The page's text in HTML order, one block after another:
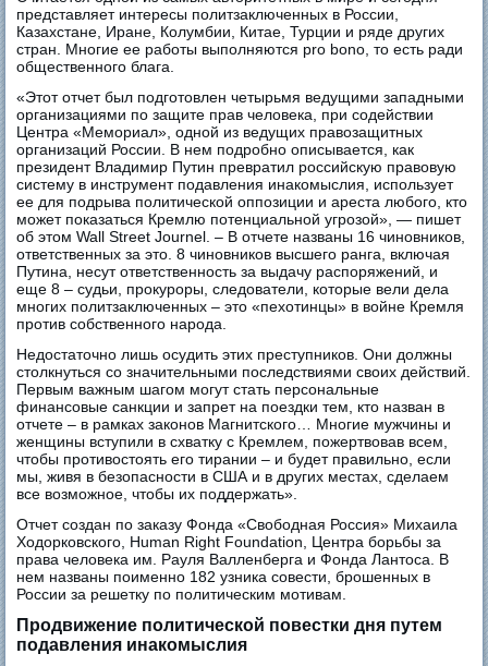
представляет интересы политзаключенных в России,
Казахстане, Иране, Колумбии, Китае, Турции и ряде других
стран. Многие ее работы выполняются pro bono, то есть ради
общественного блага.
«Этот отчет был подготовлен четырьмя ведущими западными
организациями по защите прав человека, при содействии
Центра «Мемориал», одной из ведущих правозащитных
организаций России. В нем подробно описывается, как
президент Владимир Путин превратил российскую правовую
систему в инструмент подавления инакомыслия, использует
ее для подрыва политической оппозиции и ареста любого, кто
может показаться Кремлю потенциальной угрозой», — пишет
об этом Wall Street Journel. – В отчете названы 16 чиновников,
ответственных за это. 8 чиновников высшего ранга, включая
Путина, несут ответственность за выдачу распоряжений, и
еще 8 – судьи, прокуроры, следователи, которые вели дела
многих политзаключенных – это «пехотинцы» в войне Кремля
против собственного народа.
Недостаточно лишь осудить этих преступников. Они должны
столкнуться со значительными последствиями своих действий.
Первым важным шагом могут стать персональные
финансовые санкции и запрет на поездки тем, кто назван в
отчете – в рамках законов Магнитского… Многие мужчины и
женщины вступили в схватку с Кремлем, пожертвовав всем,
чтобы противостоять его тирании – и будет правильно, если
мы, живя в безопасности в США и в других местах, сделаем
все возможное, чтобы их поддержать».
Отчет создан по заказу Фонда «Свободная Россия» Михаила
Ходорковского, Human Right Foundation, Центра борьбы за
права человека им. Рауля Валленберга и Фонда Лантоса. В
нем названы поименно 182 узника совести, брошенных в
России за решетку по политическим мотивам.
Продвижение политической повестки дня путем
подавления инакомыслия